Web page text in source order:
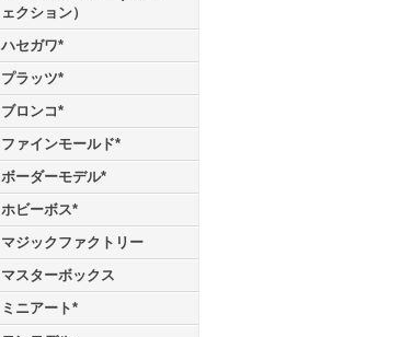
ェクション）
ハセガワ*
プラッツ*
ブロンコ*
ファインモールド*
ボーダーモデル*
ホビーボス*
マジックファクトリー
マスターボックス
ミニアート*